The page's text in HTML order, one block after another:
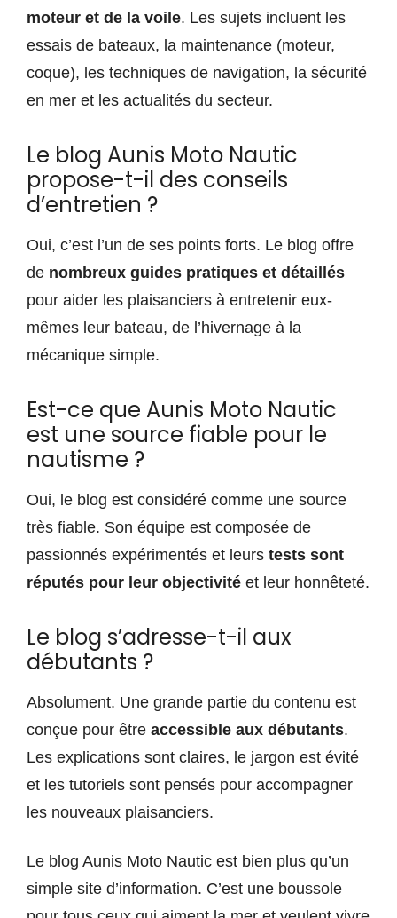
moteur et de la voile. Les sujets incluent les
essais de bateaux, la maintenance (moteur,
coque), les techniques de navigation, la sécurité
en mer et les actualités du secteur.
Le blog Aunis Moto Nautic
propose-t-il des conseils
d’entretien ?
Oui, c’est l’un de ses points forts. Le blog offre
de nombreux guides pratiques et détaillés
pour aider les plaisanciers à entretenir eux-
mêmes leur bateau, de l’hivernage à la
mécanique simple.
Est-ce que Aunis Moto Nautic
est une source fiable pour le
nautisme ?
Oui, le blog est considéré comme une source
très fiable. Son équipe est composée de
passionnés expérimentés et leurs tests sont
réputés pour leur objectivité et leur honnêteté.
Le blog s’adresse-t-il aux
débutants ?
Absolument. Une grande partie du contenu est
conçue pour être accessible aux débutants.
Les explications sont claires, le jargon est évité
et les tutoriels sont pensés pour accompagner
les nouveaux plaisanciers.
Le blog Aunis Moto Nautic est bien plus qu’un
simple site d’information. C’est une boussole